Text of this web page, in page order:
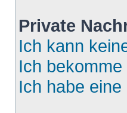
Private
Ich kann
Ich
Ich habe